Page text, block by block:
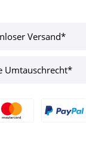
Versand*
Umtauschrecht*